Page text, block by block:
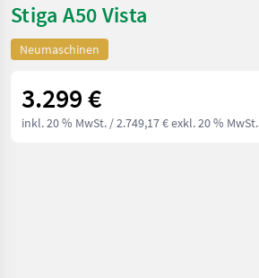
Stiga A50 Vista
Neumaschinen
3.299 €
inkl. 20 % MwSt. / 2.749,17 € exkl. 20 % MwSt.